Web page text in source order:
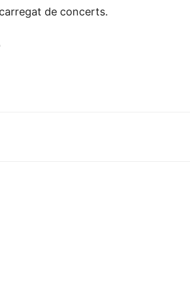
carregat de concerts.